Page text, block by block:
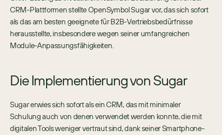
CRM-Plattformen stellte OpenSymbol Sugar vor, das sich sofort
als das am besten geeignete für B2B-Vertriebsbedürfnisse
herausstellte, insbesondere wegen seiner umfangreichen
Module-Anpassungsfähigkeiten.
Die Implementierung von Sugar
Sugar erwies sich sofort als ein CRM, das mit minimaler
Schulung auch von denen verwendet werden konnte, die mit
digitalen Tools weniger vertraut sind, dank seiner Smartphone-